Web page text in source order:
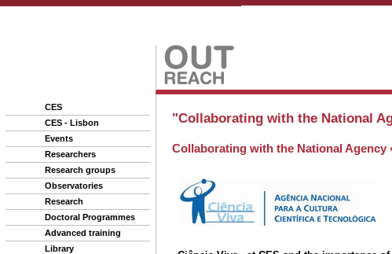
CES
CES - Lisbon
Events
Researchers
Research groups
Observatories
Research
Doctoral Programmes
Advanced training
Library